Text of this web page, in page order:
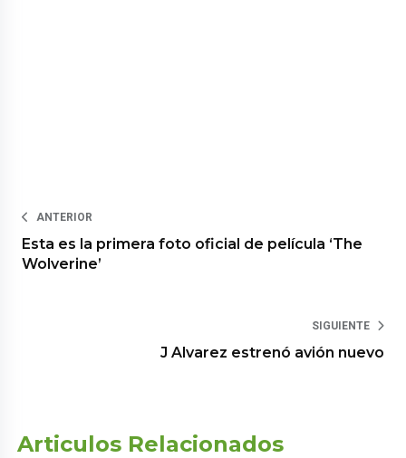
ANTERIOR
Esta es la primera foto oficial de película ‘The
Wolverine’
SIGUIENTE
J Alvarez estrenó avión nuevo
Articulos Relacionados